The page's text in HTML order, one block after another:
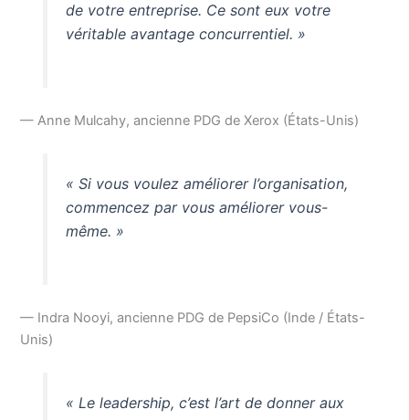
de votre entreprise. Ce sont eux votre
véritable avantage concurrentiel. »
— Anne Mulcahy, ancienne PDG de Xerox (États-Unis)
« Si vous voulez améliorer l’organisation,
commencez par vous améliorer vous-
même. »
— Indra Nooyi, ancienne PDG de PepsiCo (Inde / États-
Unis)
« Le leadership, c’est l’art de donner aux